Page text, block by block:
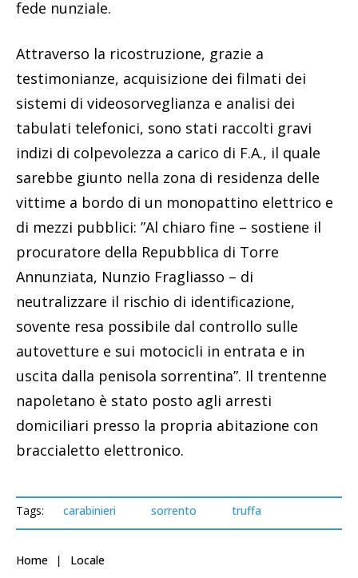
fede nunziale.
Attraverso la ricostruzione, grazie a
testimonianze, acquisizione dei filmati dei
sistemi di videosorveglianza e analisi dei
tabulati telefonici, sono stati raccolti gravi
indizi di colpevolezza a carico di F.A., il quale
sarebbe giunto nella zona di residenza delle
vittime a bordo di un monopattino elettrico e
di mezzi pubblici: ”Al chiaro fine – sostiene il
procuratore della Repubblica di Torre
Annunziata, Nunzio Fragliasso – di
neutralizzare il rischio di identificazione,
sovente resa possibile dal controllo sulle
autovetture e sui motocicli in entrata e in
uscita dalla penisola sorrentina”. Il trentenne
napoletano è stato posto agli arresti
domiciliari presso la propria abitazione con
braccialetto elettronico.
Tags: carabinieri sorrento truffa
Home Locale